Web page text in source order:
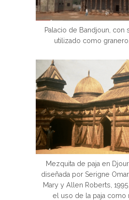
Palacio de Bandjoun, con
utilizado como
Mezquita de paja en
diseñada por Serigne
Mary y Allen Roberts,
el uso de la paja como